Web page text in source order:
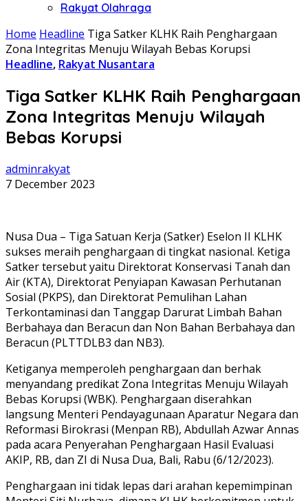
Rakyat Olahraga
Home Headline Tiga Satker KLHK Raih Penghargaan
Zona Integritas Menuju Wilayah Bebas Korupsi
Headline, Rakyat Nusantara
Tiga Satker KLHK Raih Penghargaan
Zona Integritas Menuju Wilayah
Bebas Korupsi
adminrakyat
7 December 2023
Nusa Dua – Tiga Satuan Kerja (Satker) Eselon II KLHK
sukses meraih penghargaan di tingkat nasional. Ketiga
Satker tersebut yaitu Direktorat Konservasi Tanah dan
Air (KTA), Direktorat Penyiapan Kawasan Perhutanan
Sosial (PKPS), dan Direktorat Pemulihan Lahan
Terkontaminasi dan Tanggap Darurat Limbah Bahan
Berbahaya dan Beracun dan Non Bahan Berbahaya dan
Beracun (PLTTDLB3 dan NB3).
Ketiganya memperoleh penghargaan dan berhak
menyandang predikat Zona Integritas Menuju Wilayah
Bebas Korupsi (WBK). Penghargaan diserahkan
langsung Menteri Pendayagunaan Aparatur Negara dan
Reformasi Birokrasi (Menpan RB), Abdullah Azwar Annas
pada acara Penyerahan Penghargaan Hasil Evaluasi
AKIP, RB, dan ZI di Nusa Dua, Bali, Rabu (6/12/2023).
Penghargaan ini tidak lepas dari arahan kepemimpinan